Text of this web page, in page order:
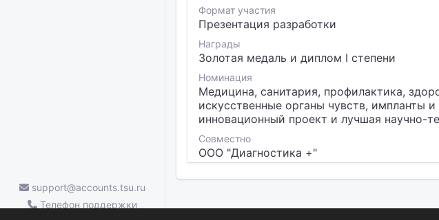
support@accounts.tsu.ru
Телефон поддержки
Формат участия
Презентация разработки
Награды
Золотая медаль и диплом I степени
Номинация
Медицина, санитария, профилактика,
искусственные органы чувств, импланты
инновационный проект и лучшая научно-
Совместно
ООО "Диагностика +"